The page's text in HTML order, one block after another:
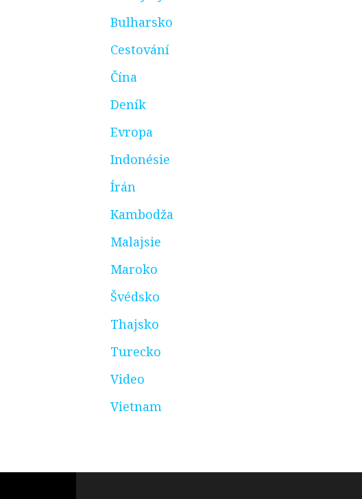
Bulharsko
Cestování
Čína
Deník
Evropa
Indonésie
Írán
Kambodža
Malajsie
Maroko
Švédsko
Thajsko
Turecko
Video
Vietnam